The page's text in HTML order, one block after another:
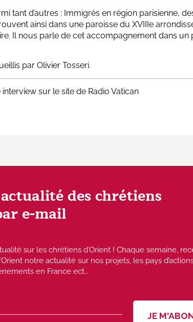
tant d’autres : Immigrés en région parisienne,
ainsi dans une paroisse du XVIIIe
Il nous parle de cet accompagnement dans un
par Olivier Tosseri.
sur le site de Radio Vatican
des chrétiens
e-mail
sur les chrétiens d’Orient ! Chaque semaine,
notre actualité sur nos projets, les pays
en France ect…